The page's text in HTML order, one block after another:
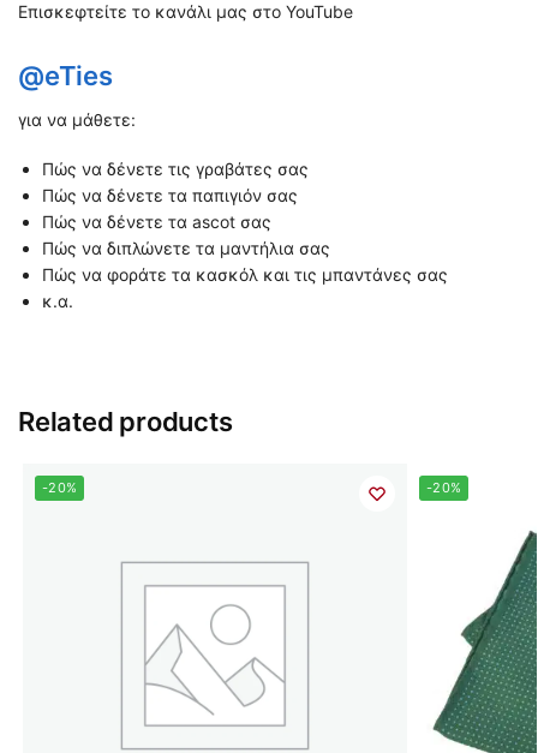
Επισκεφτείτε το κανάλι μας στο YouTube
@eTies
για να μάθετε:
Πώς να δένετε τις γραβάτες σας
Πώς να δένετε τα παπιγιόν σας
Πώς να δένετε τα ascot σας
Πώς να διπλώνετε τα μαντήλια σας
Πώς να φοράτε τα κασκόλ και τις μπαντάνες σας
κ.α.
Related products
-20% -20%